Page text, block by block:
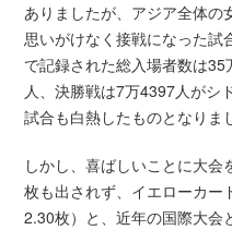
ありましたが、アジア全体の
思いがけなく接戦になった試
で記録された総入場者数は
人、決勝戦は7万4397人がシ
試合も白熱したものとなりま
しかし、喜ばしいことに大会
枚も出されず、イエローカー
2.30枚）と、近年の国際大会